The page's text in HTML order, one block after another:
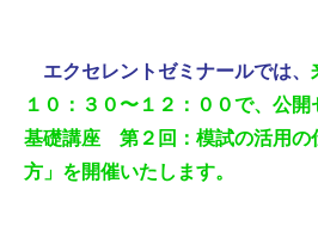
私立中高リンク集
プライバシーポリシー
エクセレントゼミナールでは、
１０：３０〜１２：００で、公開
基礎講座 第２回：模試の活用の
方」を開催いたします。